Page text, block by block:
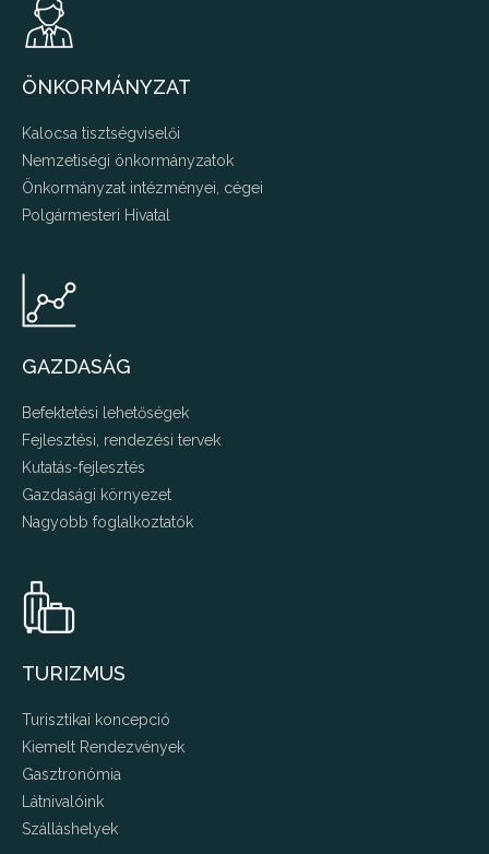
ÖNKORMÁNYZAT
Kalocsa tisztségviselői
Nemzetiségi önkormányzatok
Önkormányzat intézményei, cégei
Polgármesteri Hivatal
GAZDASÁG
Befektetési lehetőségek
Fejlesztési, rendezési tervek
Kutatás-fejlesztés
Gazdasági környezet
Nagyobb foglalkoztatók
TURIZMUS
Turisztikai koncepció
Kiemelt Rendezvények
Gasztronómia
Látnivalóink
Szálláshelyek